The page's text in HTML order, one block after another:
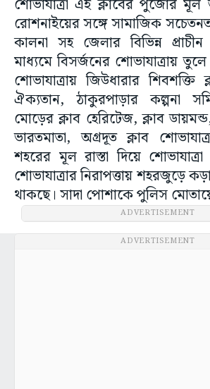
শোভাযাত্রা এই ক্লাবের পুজোর
রোশনাইয়ের সঙ্গে সামাজিক
কালনা সহ জেলার বিভিন্ন
মাধ্যমে বিসর্জনের শোভাযাত্রায়
শোভাযাত্রায় জিউধারার শিবশক্তি
ঐক্যতান, ঠাকুরপাড়ার কল্পনা
মোড়ের ক্লাব হেরিটেজ, ক্লাব
ভারতমাতা, অগ্রদূত ক্লাব
শহরের মূল রাস্তা দিয়ে
শোভাযাত্রার নিরাপত্তায় শহরজুড়ে
থাকছে। সাদা পোশাকে পুলিস
ADVERTISEMENT
ADVERTISEMENT